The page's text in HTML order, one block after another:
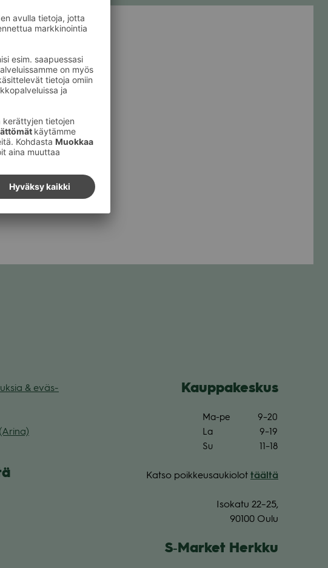
& eväs­
Kaup­pa­kes­kus
Ma-pe
9–20
La
9–19
Su
11–18
Katso poik­keus­au­kio­lot täältä
Iso­katu 22–25,
90100 Oulu
S‑Market Herkku